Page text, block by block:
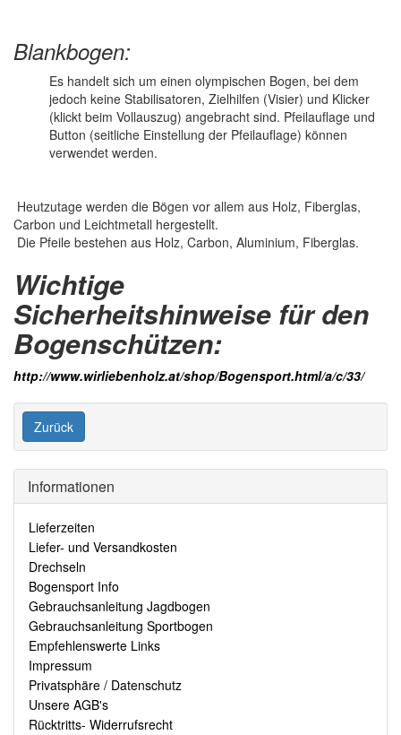
Blankbogen:
Es handelt sich um einen olympischen Bogen, bei dem
jedoch keine Stabilisatoren, Zielhilfen (Visier) und Klicker
(klickt beim Vollauszug) angebracht sind. Pfeilauflage und
Button (seitliche Einstellung der Pfeilauflage) können
verwendet werden.
Heutzutage werden die Bögen vor allem aus Holz, Fiberglas,
Carbon und Leichtmetall hergestellt.
Die Pfeile bestehen aus Holz, Carbon, Aluminium, Fiberglas.
Wichtige
Sicherheitshinweise für den
Bogenschützen:
http://www.wirliebenholz.at/shop/Bogensport.html/a/c/33/
Zurück
Informationen
Lieferzeiten
Liefer- und Versandkosten
Drechseln
Bogensport Info
Gebrauchsanleitung Jagdbogen
Gebrauchsanleitung Sportbogen
Empfehlenswerte Links
Impressum
Privatsphäre / Datenschutz
Unsere AGB's
Rücktritts- Widerrufsrecht